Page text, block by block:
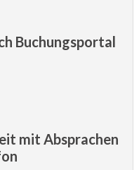
Buchungsportal
mit Absprachen